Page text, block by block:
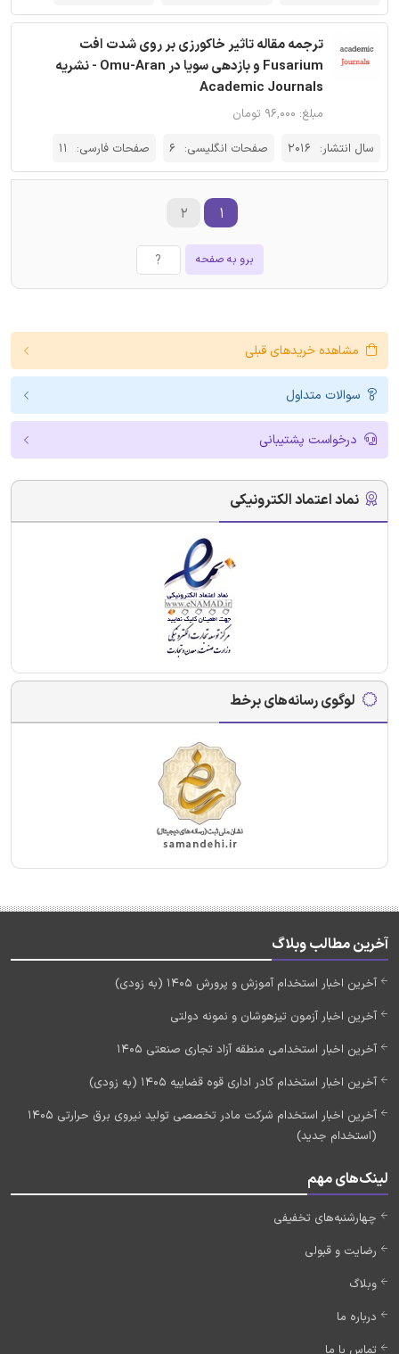
ترجمه مقاله تاثیر خاکورزی بر روی شدت افت
Fusarium و بازدهی سویا در Omu-Aran - نشریه
Academic Journals
مبلغ: ۹۶,۰۰۰ تومان
سال انتشار: 2016 صفحات انگلیسی: 6 صفحات فارسی: 11
برو به صفحه
۱ ۲
مشاهده خریدهای قبلی
سوالات متداول
درخواست پشتیبانی
نماد اعتماد الکترونیکی
لوگوی رسانه‌های برخط
آخرین مطالب وبلاگ
آخرین اخبار استخدام آموزش و پرورش 1405 (به زودی)
آخرین اخبار آزمون تیزهوشان و نمونه دولتی
آخرین اخبار استخدامی منطقه آزاد تجاری صنعتی 1405
آخرین اخبار استخدام کادر اداری قوه قضاییه 1405 (به زودی)
آخرین اخبار استخدام شرکت مادر تخصصی تولید نیروی برق حرارتی 1405
(استخدام جدید)
لینک‌های مهم
چهارشنبه‌های تخفیفی
رضایت و قبولی
وبلاگ
درباره ما